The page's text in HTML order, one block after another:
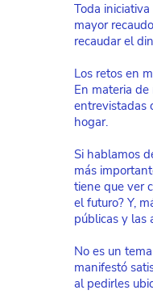
Toda
mayor
recaudar el
Los retos en
En materia
entrevistadas
hogar.
Si hablamos
más
tiene que ver
el futuro? Y,
públicas y las
No es un
manifestó
al pedirles